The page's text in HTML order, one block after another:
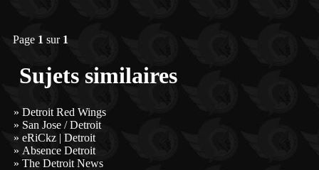
Page 1 sur 1
Sujets similaires
» Detroit Red Wings
» San Jose / Detroit
» eRiCkz | Detroit
» Absence Detroit
» The Detroit News